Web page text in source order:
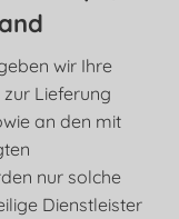
wir Ihre
Lieferung
an den mit
nur solche
Dienstleister